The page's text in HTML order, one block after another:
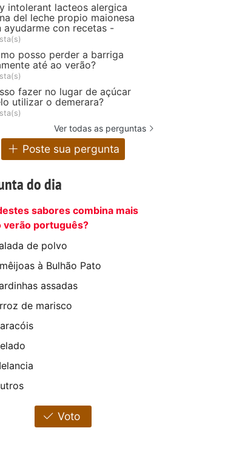
intolerant lacteos alergica
del leche propio maionesa
ayudarme con recetas -
posso perder a barriga
até ao verão?
fazer no lugar de açúcar
utilizar o demerara?
Ver todas as perguntas
Poste sua pergunta
do dia
sabores combina mais
verão português?
de polvo
à Bulhão Pato
assadas
de marisco
Voto